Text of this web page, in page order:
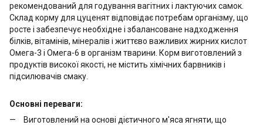
рекомендований для годування вагітних і лактуючих самок.
Склад корму для цуценят відповідає потребам організму, що
росте і забезпечує необхідне і збалансоване надходження
білків, вітамінів, мінералів і життєво важливих жирних кислот
Омега-3 і Омега-6 в організм тварини. Корм виготовлений з
продуктів високої якості, не містить хімічних барвників і
підсилювачів смаку.
Основні переваги:
Виготовлений на основі дієтичного м'яса ягняти, що